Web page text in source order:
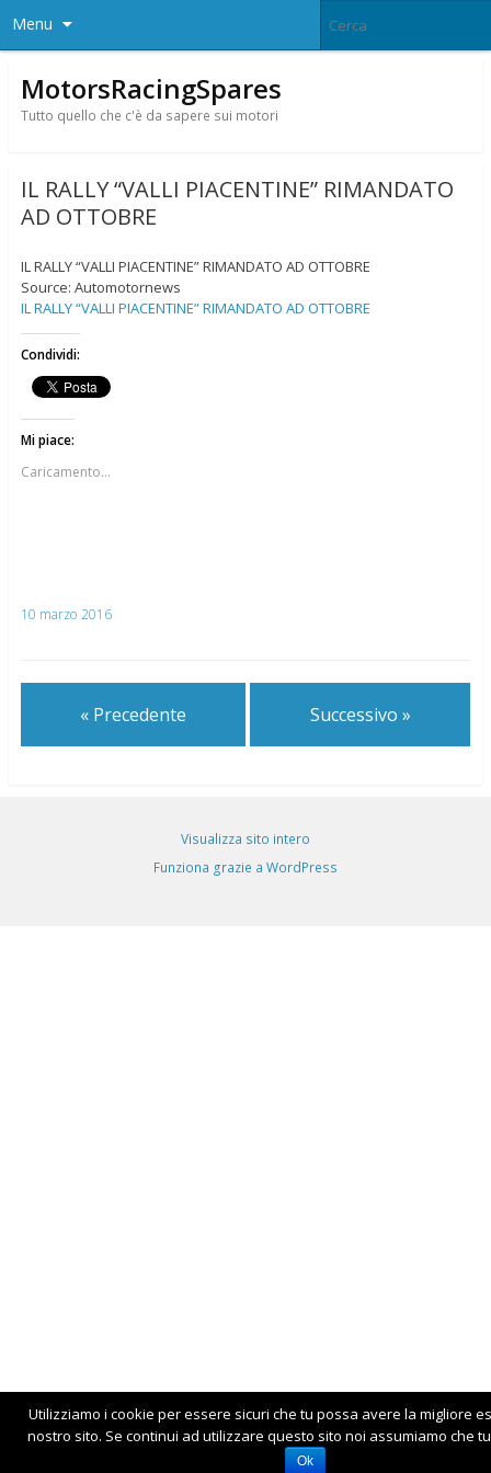
Menu
MotorsRacingSpares
Tutto quello che c'è da sapere sui motori
IL RALLY “VALLI PIACENTINE” RIMANDATO
AD OTTOBRE
IL RALLY “VALLI PIACENTINE” RIMANDATO AD OTTOBRE
Source: Automotornews
IL RALLY “VALLI PIACENTINE” RIMANDATO AD OTTOBRE
Condividi:
Mi piace:
Caricamento...
10 marzo 2016
« Precedente Successivo »
Visualizza sito intero
Funziona grazie a WordPress
Utilizziamo i cookie per essere sicuri che tu possa avere la migliore
nostro sito. Se continui ad utilizzare questo sito noi assumiamo che
Ok